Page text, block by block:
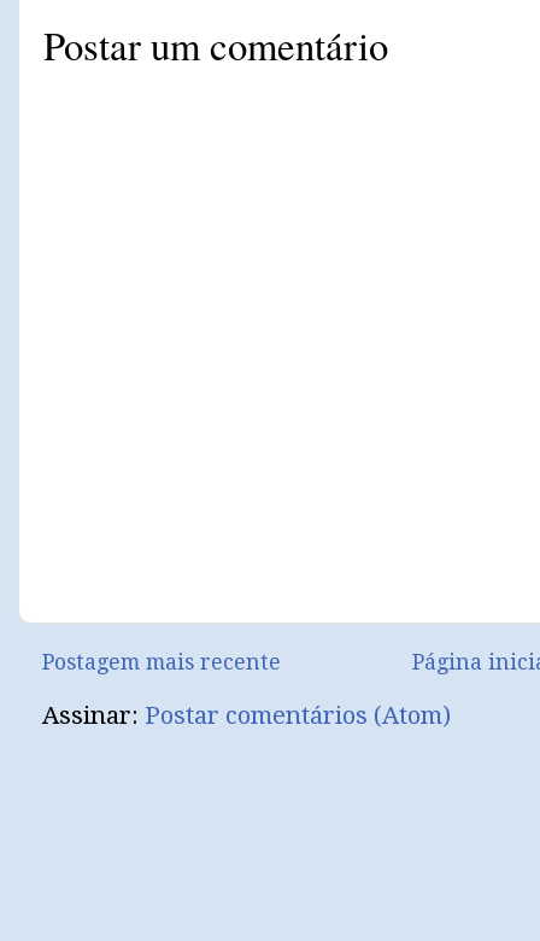
Postar um comentário
Postagem mais recente Página
Assinar: Postar comentários (Atom)